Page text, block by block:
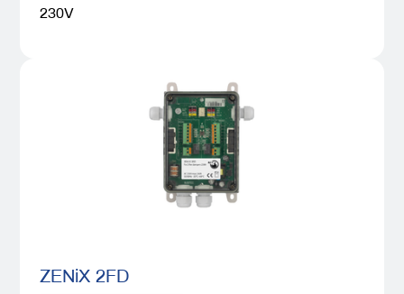
230V
ZENiX 2FD